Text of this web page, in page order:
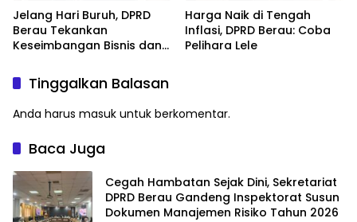
Jelang Hari Buruh, DPRD
Berau Tekankan
Keseimbangan Bisnis dan
Harga Naik di Tengah
Inflasi, DPRD Berau: Coba
Pelihara Lele
Tinggalkan Balasan
Anda harus masuk untuk berkomentar.
Baca Juga
Cegah Hambatan Sejak Dini, Sekretariat
DPRD Berau Gandeng Inspektorat Susun
Dokumen Manajemen Risiko Tahun 2026